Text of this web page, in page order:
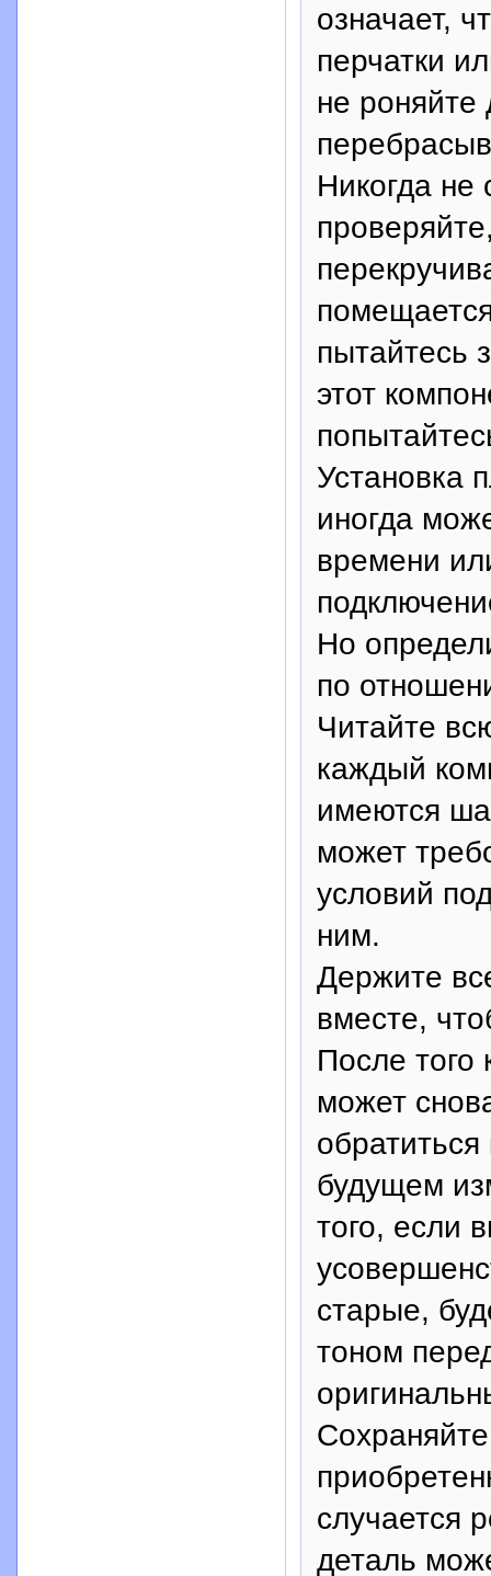
означает,
перчатки
не роняйте
Никогда не
пытайтесь
этот
Установка
иногда
времени
Но
по
Читайте
каждый
имеются
может
условий
ним.
Держите
вместе,
После того
может
будущем
того, если
старые,
тоном
случается
деталь